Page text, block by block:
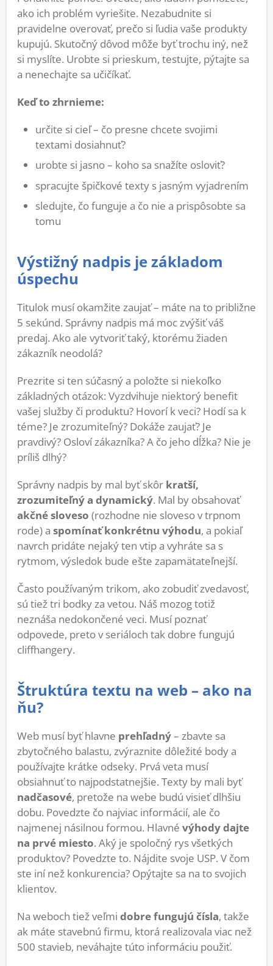
ako ich problém vyriešite. Nezabudnite si
pravidelne overovať, prečo si ľudia vaše produkty
kupujú. Skutočný dôvod môže byť trochu iný, než
si myslíte. Urobte si prieskum, testujte, pýtajte sa
a nenechajte sa učičíkať.
Keď to zhrnieme:
určite si cieľ – čo presne chcete svojimi
textami dosiahnuť?
urobte si jasno – koho sa snažíte osloviť?
spracujte špičkové texty s jasným vyjadrením
sledujte, čo funguje a čo nie a prispôsobte sa
tomu
Výstižný nadpis je základom
úspechu
Titulok musí okamžite zaujať – máte na to približne
5 sekúnd. Správny nadpis má moc zvýšiť váš
predaj. Ako ale vytvoriť taký, ktorému žiaden
zákazník neodolá?
Prezrite si ten súčasný a položte si niekoľko
základných otázok: Vyzdvihuje niektorý benefit
vašej služby či produktu? Hovorí k veci? Hodí sa k
téme? Je zrozumiteľný? Dokáže zaujať? Je
pravdivý? Osloví zákazníka? A čo jeho dĺžka? Nie je
príliš dlhý?
Správny nadpis by mal byť skôr kratší,
zrozumiteľný a dynamický. Mal by obsahovať
akčné sloveso (rozhodne nie sloveso v trpnom
rode) a spomínať konkrétnu výhodu, a pokiaľ
navrch pridáte nejaký ten vtip a vyhráte sa s
rytmom, výsledok bude ešte zapamätateľnejší.
Často používaným trikom, ako zobudiť zvedavosť,
sú tiež tri bodky za vetou. Náš mozog totiž
neznáša nedokončené veci. Musí poznať
odpovede, preto v seriáloch tak dobre fungujú
cliffhangery.
Štruktúra textu na web – ako na
ňu?
Web musí byť hlavne prehľadný– zbavte sa
zbytočného balastu, zvýraznite dôležité body a
používajte krátke odseky. Prvá veta musí
obsiahnuť to najpodstatnejšie. Texty by mali byť
nadčasové, pretože na webe budú visieť dlhšiu
dobu. Povedzte čo najviac informácií, ale čo
najmenej násilnou formou. Hlavné výhody dajte
na prvé miesto. Aký je spoločný rys všetkých
produktov? Povedzte to. Nájdite svoje USP. V čom
ste iní než konkurencia? Opýtajte sa na to svojich
klientov.
Na weboch tiež veľmi dobrefungujú čísla, takže
ak máte stavebnú firmu, ktorá realizovala viac než
500 stavieb, neváhajte túto informáciu použiť.